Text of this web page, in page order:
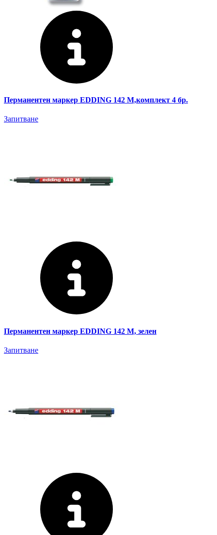
Перманентен маркер EDDING 142 M,комплект 4 бр.
Запитване
Перманентен маркер EDDING 142 M, зелен
Запитване